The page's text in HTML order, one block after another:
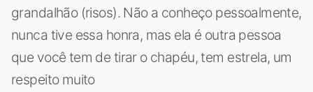
grandalhão (risos). Não a conheço pessoalmente,
nunca tive essa honra, mas ela é outra pessoa
que você tem de tirar o chapéu, tem estrela, um
respeito muito